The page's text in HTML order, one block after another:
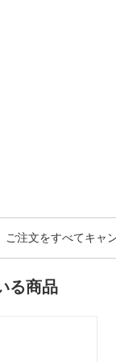
注文をすべてキャ
る商品